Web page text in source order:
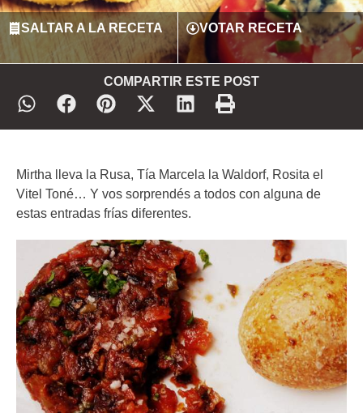
SALTAR A LA RECETA VOTAR RECETA
COMPARTIR ESTE POST
Mirtha lleva la Rusa, Tía Marcela la Waldorf, Rosita el
Vitel Toné… Y vos sorprendés a todos con alguna de
estas entradas frías diferentes.